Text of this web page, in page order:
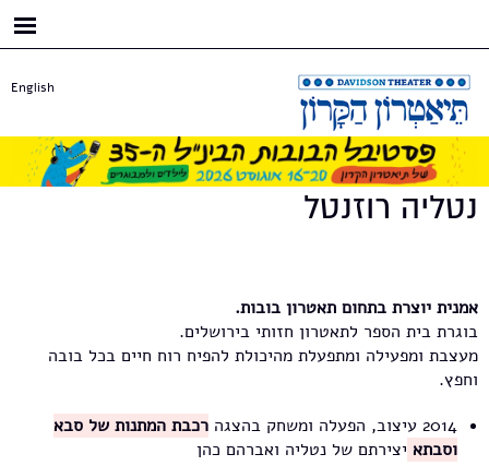
English
נטליה רוזנטל
אמנית יוצרת בתחום תאטרון בובות.
בוגרת בית הספר לתאטרון חזותי בירושלים.
מעצבת ומפעילה ומתפעלת מהיכולת להפיח רוח חיים בכל בובה
וחפץ.
2014 עיצוב, הפעלה ומשחק בהצגה
רכבת המתנות של סבא
וסבתא יצירתם של נטליה ואברהם כהן